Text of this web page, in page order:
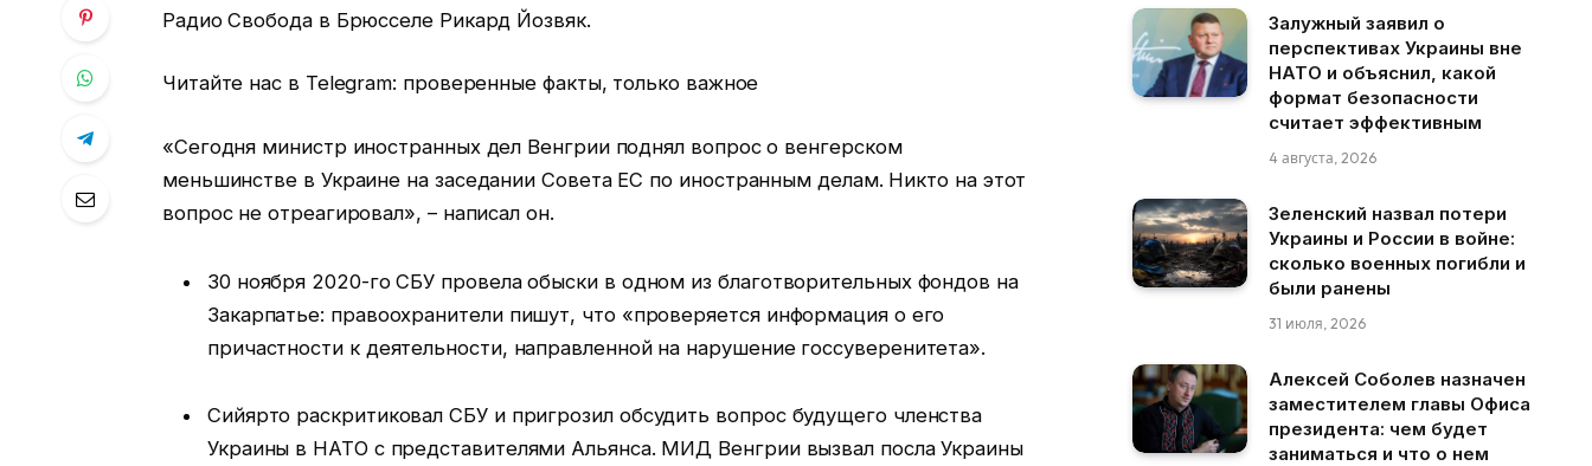
Радио Свобода в Брюсселе Рикард Йозвяк.
Читайте нас в Telegram: проверенные факты, только важное
«Сегодня министр иностранных дел Венгрии поднял вопрос о венгерском
меньшинстве в Украине на заседании Совета ЕС по иностранным делам. Никто на этот
вопрос не отреагировал», – написал он.
30 ноября 2020-го СБУ провела обыски в одном из благотворительных фондов на
Закарпатье: правоохранители пишут, что «проверяется информация о его
причастности к деятельности, направленной на нарушение госсуверенитета».
Сийярто раскритиковал СБУ и пригрозил обсудить вопрос будущего членства
Украины в НАТО с представителями Альянса. МИД Венгрии вызвал посла Украины
Залужный заявил о
перспективах Украины вне
НАТО и объяснил, какой
формат безопасности
считает эффективным
4 августа, 2026
Зеленский назвал потери
Украины и России в войне:
сколько военных погибли и
были ранены
31 июля, 2026
Алексей Соболев назначен
заместителем главы Офиса
президента: чем будет
заниматься и что о нем